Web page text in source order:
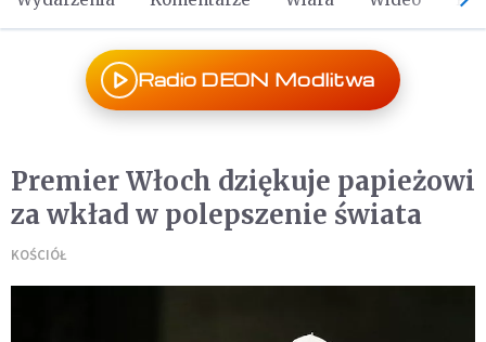
Radio DEON Modlitwa
Premier Włoch dziękuje papieżowi
za wkład w polepszenie świata
KOŚCIÓŁ